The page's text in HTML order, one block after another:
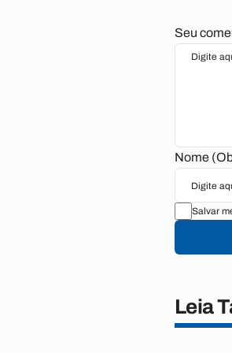
Seu
Nome
Salvar
Leia